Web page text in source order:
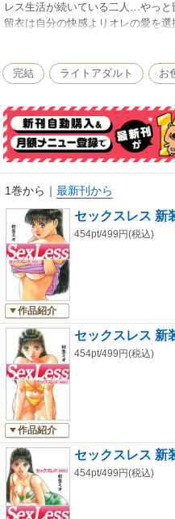
レス生活が続いている二人…やっ
留衣は自分の快感よりオレの愛を
完結 ライトアダルト お
1巻から ｜ 最新刊から
作品紹介
セックスレス 新
454pt/499円(税込)
作品紹介
セックスレス 新
454pt/499円(税込)
セックスレス 新
454pt/499円(税込)